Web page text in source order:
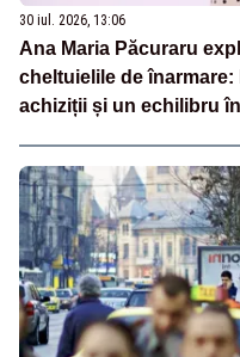
30 iul. 2026, 13:06
Ana Maria Păcuraru
cheltuielile de
achiziții și un echilibru